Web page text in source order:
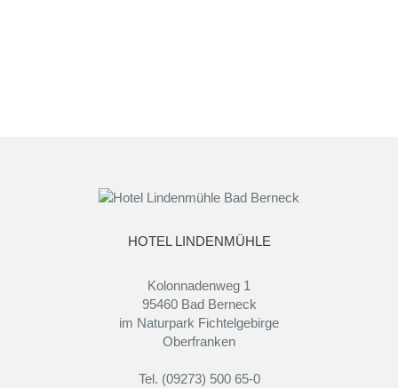
HOTEL LINDENMÜHLE
Kolonnadenweg 1
95460 Bad Berneck
im Naturpark Fichtelgebirge
Oberfranken
Tel. (09273) 500 65-0